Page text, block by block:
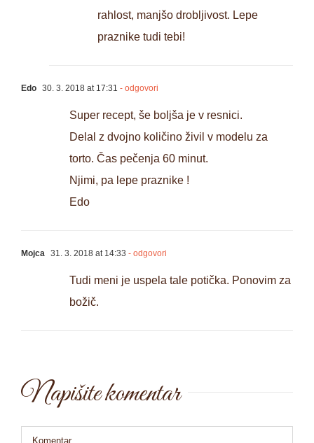
rahlost, manjšo drobljivost. Lepe
praznike tudi tebi!
Edo 30. 3. 2018 at 17:31 - odgovori
Super recept, še boljša je v resnici.
Delal z dvojno količino živil v modelu za
torto. Čas pečenja 60 minut.
Njimi, pa lepe praznike !
Edo
Mojca 31. 3. 2018 at 14:33 - odgovori
Tudi meni je uspela tale potička. Ponovim za
božič.
Napišite komentar
Comment